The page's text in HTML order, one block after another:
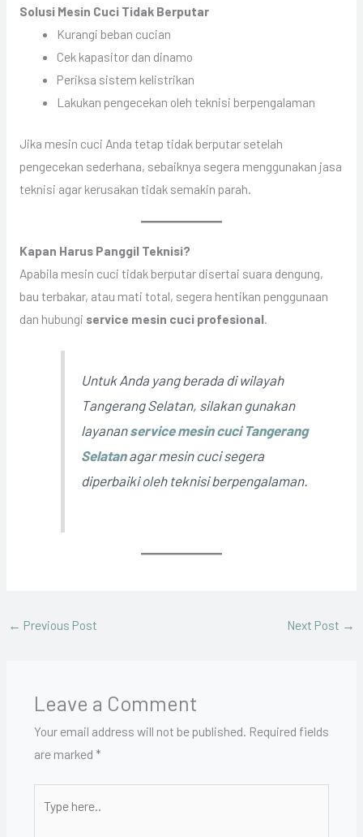
Solusi Mesin Cuci Tidak Berputar
Kurangi beban cucian
Cek kapasitor dan dinamo
Periksa sistem kelistrikan
Lakukan pengecekan oleh teknisi berpengalaman
Jika mesin cuci Anda tetap tidak berputar setelah
pengecekan sederhana, sebaiknya segera menggunakan jasa
teknisi agar kerusakan tidak semakin parah.
Kapan Harus Panggil Teknisi?
Apabila mesin cuci tidak berputar disertai suara dengung,
bau terbakar, atau mati total, segera hentikan penggunaan
dan hubungi service mesin cuci profesional.
Untuk Anda yang berada di wilayah
Tangerang Selatan, silakan gunakan
layananservice mesin cuci Tangerang
Selatanagar mesin cuci segera
diperbaiki oleh teknisi berpengalaman.
← Previous Post Next Post →
Leave a Comment
Your email address will not be published. Required fields
are marked *
here..